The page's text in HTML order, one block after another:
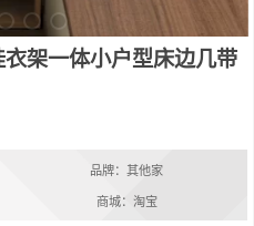
架一体小户型床边几带
品牌：其他家
商城：淘宝